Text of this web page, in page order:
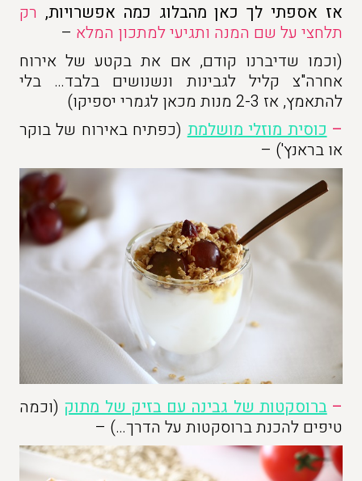
אז אספתי לך כאן מהבלוג כמה אפשרויות, רק
תלחצי על שם המנה ותגיעי למתכון המלא –
(וכמו שדיברנו קודם, אם את בקטע של אירוח
אחרה"צ קליל לגבינות ונשנושים בלבד… בלי
להתאמץ, אז 2-3 מנות מכאן לגמרי יספיקו)
–כוסית מוזלי מושלמת(כפתיח באירוח של בוקר
או בראנץ') –
–ברוסקטות של גבינה עם בזיק של מתוק (וכמה
טיפים להכנת ברוסקטות על הדרך…) –